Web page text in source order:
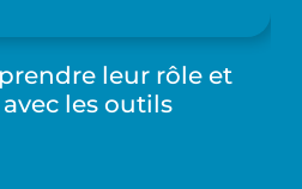
leur rôle et
les outils